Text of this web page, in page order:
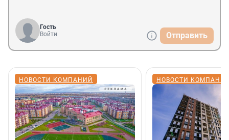
Гость
Войти
Отправить
НОВОСТИ КОМПАНИЙ НОВОСТИ